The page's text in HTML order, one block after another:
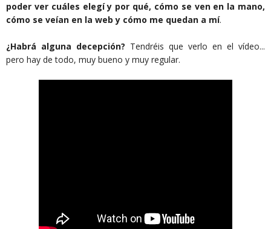
poder ver cuáles elegí y por qué, cómo se ven en la mano,
cómo se veían en la web y cómo me quedan a mí.
¿Habrá alguna decepción? Tendréis que verlo en el vídeo...
pero hay de todo, muy bueno y muy regular.